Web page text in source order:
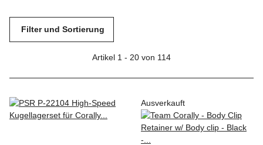
Filter und Sortierung
Artikel 1 - 20 von 114
Ausverkauft